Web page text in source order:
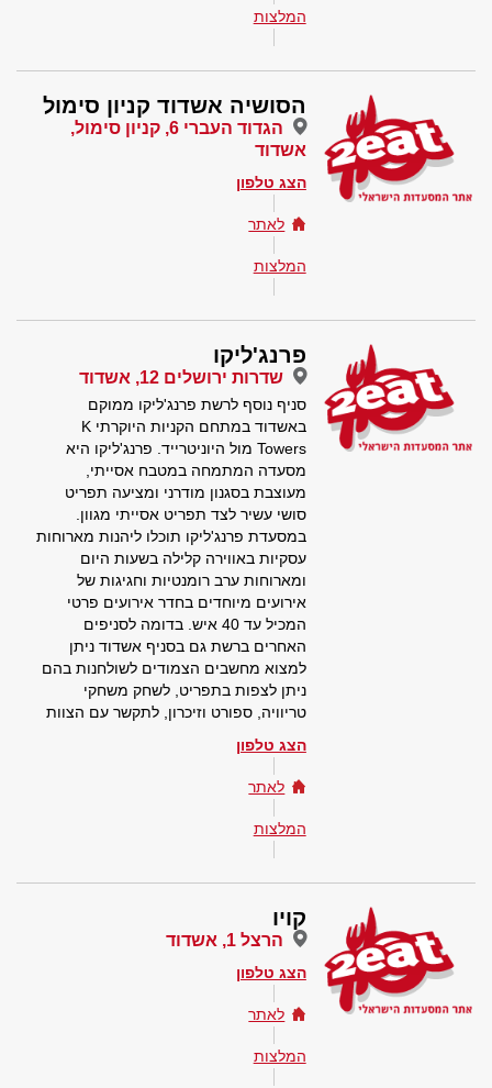
המלצות
הסושיה אשדוד קניון סימול
הגדוד העברי 6, קניון סימול,
אשדוד
הצג טלפון
לאתר
המלצות
פרנג'ליקו
שדרות ירושלים 12, אשדוד
סניף נוסף לרשת פרנג'ליקו ממוקם
באשדוד במתחם הקניות היוקרתי K
Towers מול היוניטרייד. פרנג'ליקו היא
מסעדה המתמחה במטבח אסייתי,
מעוצבת בסגנון מודרני ומציעה תפריט
סושי עשיר לצד תפריט אסייתי מגוון.
במסעדת פרנג'ליקו תוכלו ליהנות מארוחות
עסקיות באווירה קלילה בשעות היום
ומארוחות ערב רומנטיות וחגיגות של
אירועים מיוחדים בחדר אירועים פרטי
המכיל עד 40 איש. בדומה לסניפים
האחרים ברשת גם בסניף אשדוד ניתן
למצוא מחשבים הצמודים לשולחנות בהם
ניתן לצפות בתפריט, לשחק משחקי
טריוויה, ספורט וזיכרון, לתקשר עם הצוות
הצג טלפון
לאתר
המלצות
קויו
הרצל 1, אשדוד
הצג טלפון
לאתר
המלצות